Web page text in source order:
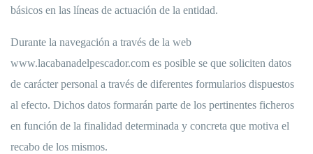
básicos en las líneas de actuación de la entidad.
Durante la navegación a través de la web
www.lacabanadelpescador.com es posible se que soliciten datos
de carácter personal a través de diferentes formularios dispuestos
al efecto. Dichos datos formarán parte de los pertinentes ficheros
en función de la finalidad determinada y concreta que motiva el
recabo de los mismos.